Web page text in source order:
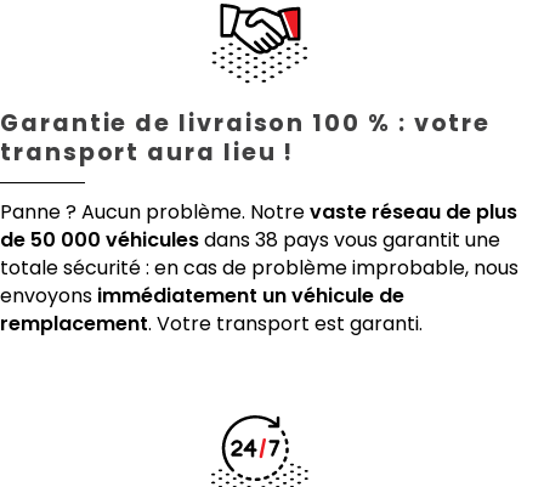
Garantie de livraison 100 % : votre
transport aura lieu !
Panne ? Aucun problème. Notrevaste réseau de plus
de 50 000 véhiculesdans 38 pays vous garantit une
totale sécurité : en cas de problème improbable, nous
envoyons immédiatement un véhicule de
remplacement. Votre transport est garanti.